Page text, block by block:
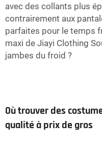
avec des collants plus
contrairement aux
parfaites pour le temps
maxi de Jiayi Clothing
jambes du froid ?
Où trouver des
qualité à prix de gros